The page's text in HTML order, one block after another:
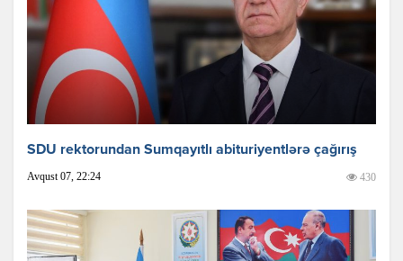
SDU rektorundan Sumqayıtlı abituriyentlərə çağırış
Avqust 07, 22:24 430